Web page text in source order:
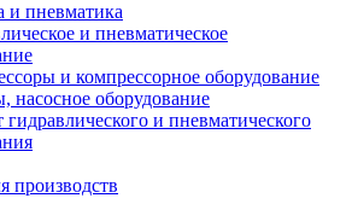
и пневматика
и пневматическое
и компрессорное оборудование
насосное оборудование
и пневматического
производств